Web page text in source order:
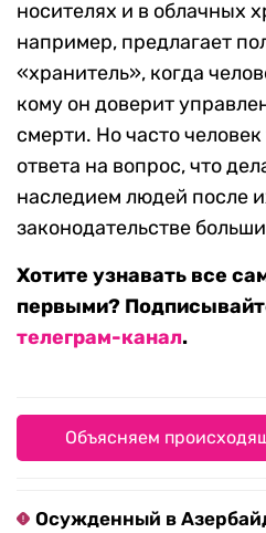
носителях и в облачных
например, предлагает
«хранитель», когда
кому он доверит
смерти. Но часто
ответа на вопрос, что
наследием людей после
законодательстве
Хотите узнавать все
первыми?
телеграм-канал.
Объясняем
Осужденный в